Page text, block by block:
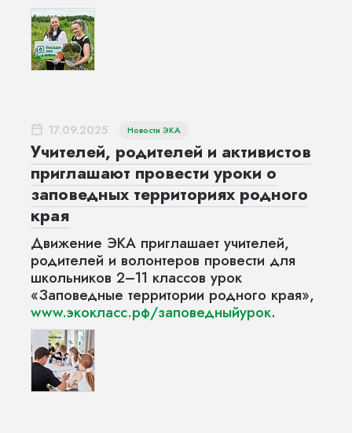
17.09.2025 Новости ЭКА
Учителей, родителей и активистов
приглашают провести уроки о
заповедных территориях родного
края
Движение ЭКА приглашает учителей,
родителей и волонтеров провести для
школьников 2–11 классов урок
«Заповедные территории родного края»,
www.экокласс.рф/заповедныйурок.